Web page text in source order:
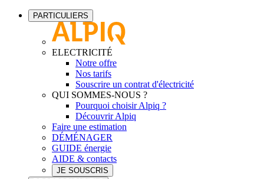
PARTICULIERS
ELECTRICITÉ
Notre offre
Nos tarifs
Souscrire un contrat d'électricité
QUI SOMMES-NOUS ?
Pourquoi choisir Alpiq ?
Découvrir Alpiq
Faire une estimation
DÉMÉNAGER
GUIDE énergie
AIDE & contacts
JE SOUSCRIS